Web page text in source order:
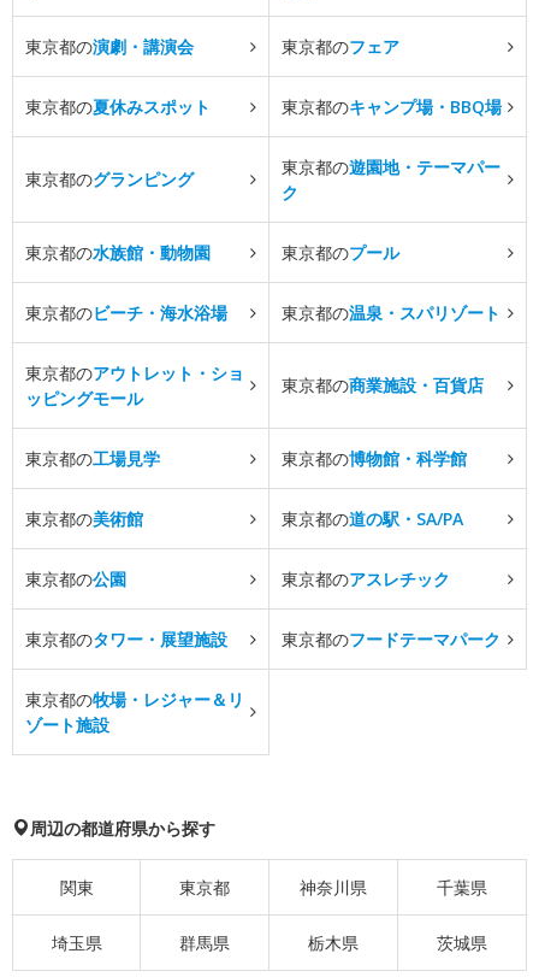
東京都の演劇・講演会 東京都のフェア
東京都の夏休みスポット 東京都のキャンプ場・BBQ場
東京都のグランピング
東京都の遊園地・テーマパー
ク
東京都の水族館・動物園 東京都のプール
東京都のビーチ・海水浴場 東京都の温泉・スパリゾート
東京都のアウトレット・ショ
ッピングモール
東京都の商業施設・百貨店
東京都の工場見学 東京都の博物館・科学館
東京都の美術館 東京都の道の駅・SA/PA
東京都の公園 東京都のアスレチック
東京都のタワー・展望施設 東京都のフードテーマパーク
東京都の牧場・レジャー＆リ
ゾート施設
周辺の都道府県から探す
関東 東京都 神奈川県 千葉県
埼玉県 群馬県 栃木県 茨城県